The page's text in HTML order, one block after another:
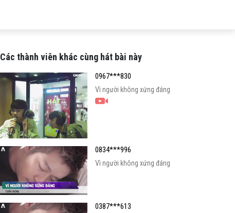
Các thành viên khác cùng hát bài này
0967***830
Vì người không xứng đáng
0834***996
Vì người không xứng đáng
0387***613